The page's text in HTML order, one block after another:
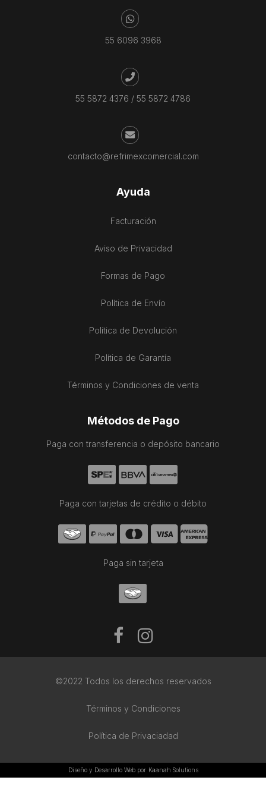
55 6096 3968
55 5872 4376 / 55 5872 4786
contacto@refrimexcomercial.com
Ayuda
Facturación
Aviso de Privacidad
Formas de Pago
Política de Envío
Política de Devolución
Política de Garantía
Términos y Condiciones de venta
Métodos de Pago
Paga con transferencia o depósito bancario
Paga con tarjetas de crédito o débito
Paga sin tarjeta
©2022 Todos los derechos reservados
Términos y Condiciones
Política de Privaciadad
Diseño y Desarrollo Web por Kaanah Solutions